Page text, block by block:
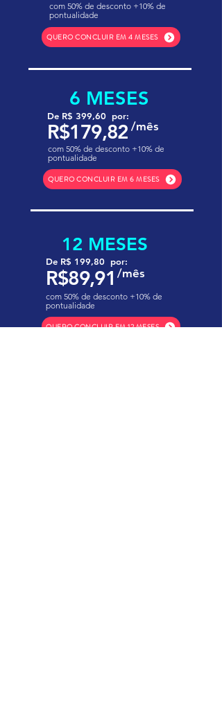
com 50% de desconto +10% de
pontualidade
QUERO CONCLUIR EM 4 MESES
6 MESES
De R$ 399,60 por:
R$179,82 /mês
com 50% de desconto +10% de
pontualidade
QUERO CONCLUIR EM 6 MESES
12 MESES
De R$ 199,80 por:
R$89,91 /mês
com 50% de desconto +10% de
pontualidade
QUERO CONCLUIR EM 12 MESES